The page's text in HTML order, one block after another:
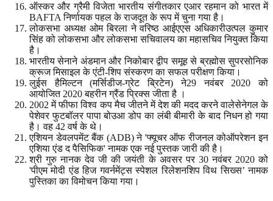
ऑस्कर और ग्रैमी विजेता भारतीय संगीतकार एआर रहमान को भारत में
BAFTA निर्णायक पहल के राजदूत के रूप में चुना गया है।
लोकसभा अध्यक्ष ओम बिरला ने वरिष्ठ आईएएस अधिकारीउत्पल कुमार
सिंह को लोकसभा और लोकसभा सचिवालय का महासचिव नियुक्त किया
है।
भारतीय सेनाने अंडमान और निकोबार द्वीप समूह से ब्रह्मोस सुपरसोनिक
क्रूज मिसाइल के एंटी-शिप संस्करण का सफल परीक्षण किया।
लुईस हैमिल्टन (मर्सिडीज-ग्रेट ब्रिटेन) ने29 नवंबर 2020 को
आयोजित 2020 बहरीन ग्रैंड प्रिक्स जीता है ।
2002 में फीफा विश्व कप मैच जीतने में देश की मदद करने वालेसेनेगल के
पेशेवर फुटबॉलर पापा बोउआ डोप का लंबी बीमारी के बाद निधन हो गया
है। वह 42 वर्ष के थे।
एशियन डेवलपमेंट बैंक (ADB) ने 'फ्यूचर ऑफ रीजनल कोऑपरेशन इन
एशिया एंड द पैसिफिक' नामक एक नई पुस्तक जारी की है।
श्री गुरु नानक देव जी की जयंती के अवसर पर 30 नवंबर 2020 को
'पीएम मोदी एंड हिज गवर्नमेंट्स स्पेशल रिलेशनशिप विथ सिख्स’ नामक
पुस्तिका का विमोचन किया गया।